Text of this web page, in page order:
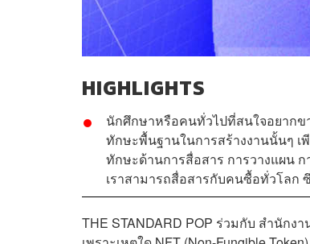
HIGHLIGHTS
นักศึกษาหรือคนทั่วไปที่สนใจอยากข
ทักษะพื้นฐานในการสร้างงานนั้นๆ เ
ทักษะด้านการสื่อสาร การวางแผน
เราสามารถสื่อสารกับคนซื้อทั่วโลก
THE STANDARD POP ร่วมกับ สำนัก